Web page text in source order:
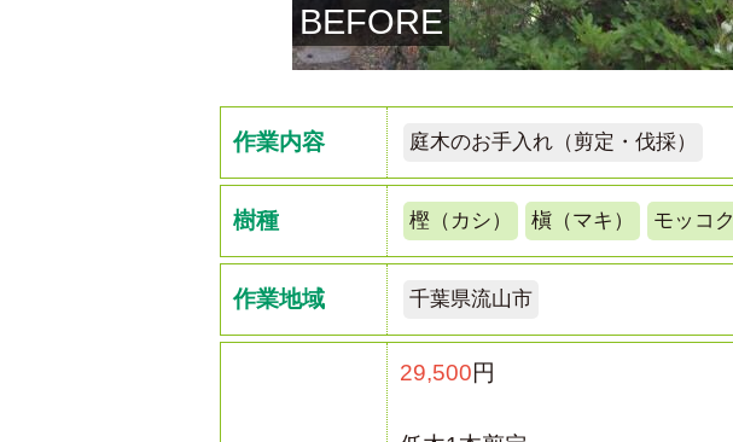
BEFORE
作業内容 庭木のお手入れ（剪定・伐採）
樹種 樫（カシ） 槇（マキ） モッコク
作業地域 千葉県流山市
29,500円